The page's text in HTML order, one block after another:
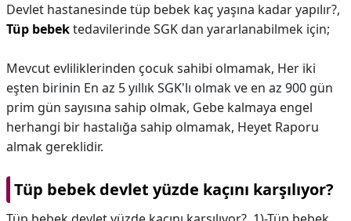
Devlet hastanesinde tüp bebek kaç yaşına kadar yapılır?,
Tüp bebektedavilerinde SGK dan yararlanabilmek için;
Mevcut evliliklerinden çocuk sahibi olmamak, Her iki
eşten birinin En az 5 yıllık SGK'lı olmak ve en az 900 gün
prim gün sayısına sahip olmak, Gebe kalmaya engel
herhangi bir hastalığa sahip olmamak, Heyet Raporu
almak gereklidir.
Tüp bebek devlet yüzde kaçını karşılıyor?